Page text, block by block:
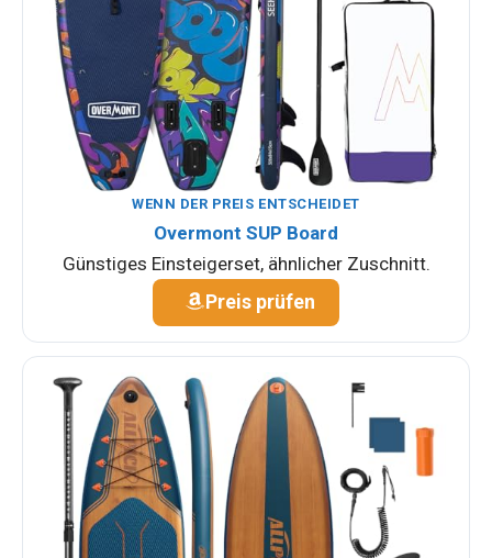
WENN DER PREIS ENTSCHEIDET
Overmont SUP Board
Günstiges Einsteigerset, ähnlicher Zuschnitt.
Preis prüfen